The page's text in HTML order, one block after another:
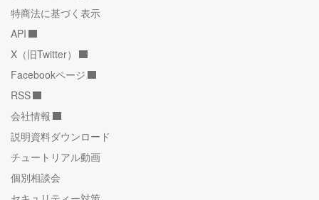
特商法に基づく表示
API
X（旧Twitter）
Facebookページ
RSS
会社情報
説明資料ダウンロード
チュートリアル動画
個別相談会